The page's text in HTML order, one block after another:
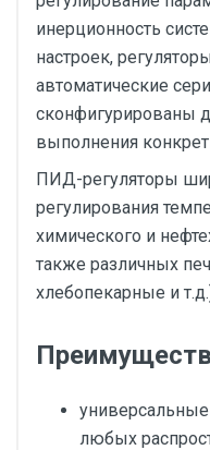
инерционность
настроек,
автоматические
сконфигурированы
выполнения
ПИД-регуляторы
регулирования
химического и
также различных
хлебопекарные и
любых